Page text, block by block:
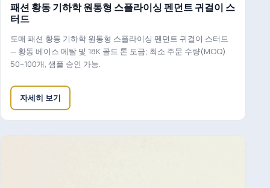
패션 황동 기하학 원통형 스플라이싱 펜던트 귀걸이 스
터드
도매 패션 황동 기하학 원통형 스플라이싱 펜던트 귀걸이 스터드
— 황동 베이스 메탈 및 18K 골드 톤 도금; 최소 주문 수량(MOQ)
50–100개, 샘플 승인 가능.
자세히 보기